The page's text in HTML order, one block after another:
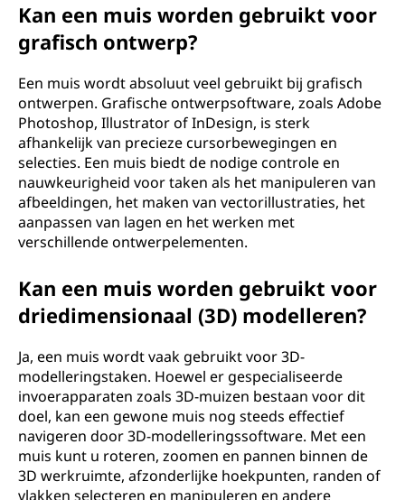
Kan een muis worden gebruikt voor
grafisch ontwerp?
Een muis wordt absoluut veel gebruikt bij grafisch
ontwerpen. Grafische ontwerpsoftware, zoals Adobe
Photoshop, Illustrator of InDesign, is sterk
afhankelijk van precieze cursorbewegingen en
selecties. Een muis biedt de nodige controle en
nauwkeurigheid voor taken als het manipuleren van
afbeeldingen, het maken van vectorillustraties, het
aanpassen van lagen en het werken met
verschillende ontwerpelementen.
Kan een muis worden gebruikt voor
driedimensionaal (3D) modelleren?
Ja, een muis wordt vaak gebruikt voor 3D-
modelleringstaken. Hoewel er gespecialiseerde
invoerapparaten zoals 3D-muizen bestaan voor dit
doel, kan een gewone muis nog steeds effectief
navigeren door 3D-modelleringssoftware. Met een
muis kunt u roteren, zoomen en pannen binnen de
3D werkruimte, afzonderlijke hoekpunten, randen of
vlakken selecteren en manipuleren en andere